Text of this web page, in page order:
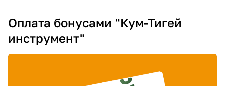
Оплата бонусами "Кум-Тигей
инструмент"